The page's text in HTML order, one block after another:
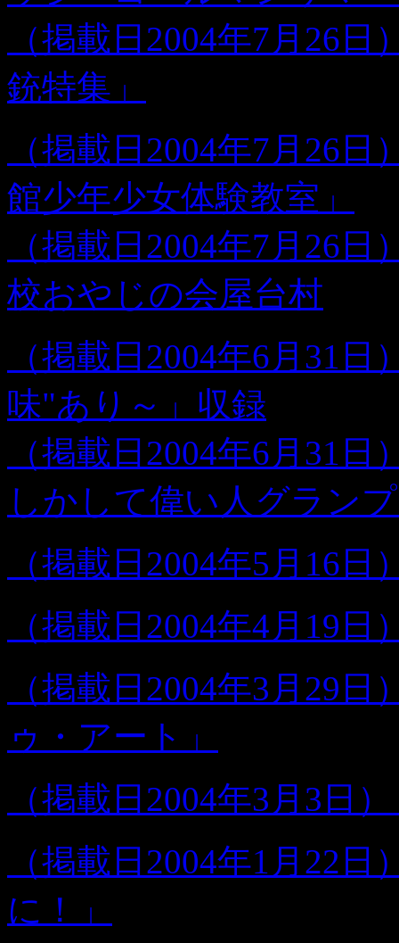
（掲載日2004年7月26
銃特集」
（掲載日2004年7月26
館少年少女体験教室」
（掲載日2004年7月26
校おやじの会屋台村
（掲載日2004年6月31
味"あり～」収録
（掲載日2004年6月31
しかして偉い人グラン
（掲載日2004年5月16
（掲載日2004年4月19
（掲載日2004年3月29
ゥ・アート」
（掲載日2004年3月3日
（掲載日2004年1月22
に！」